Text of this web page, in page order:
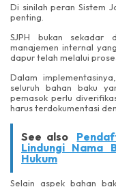
Di sinilah peran Sistem
penting.
SJPH bukan sekadar
manajemen internal
dapur telah melalui
Dalam
seluruh bahan baku
pemasok perlu
harus terdokumentasi
See also
Lindungi Nama
Hukum
Selain aspek bahan